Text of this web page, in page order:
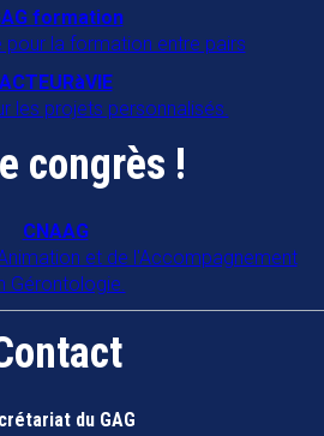
formation
pour la formation entre pairs
ACTEURàVIE
les projets personnalisés.
congrès !
CNAAG
et de l'Accompagnement
Gérontologie.
du GAG